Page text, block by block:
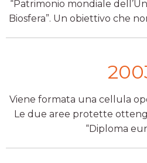
“Patrimonio mondiale
Biosfera”. Un obiettivo che
Viene formata una cellula
Le due aree protette
“Diploma